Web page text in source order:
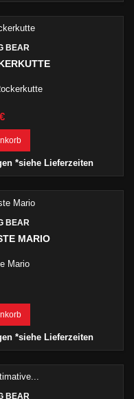
BEAR
*siehe Lieferzeiten
BEAR
MARIO
Mario
*siehe Lieferzeiten
BEAR